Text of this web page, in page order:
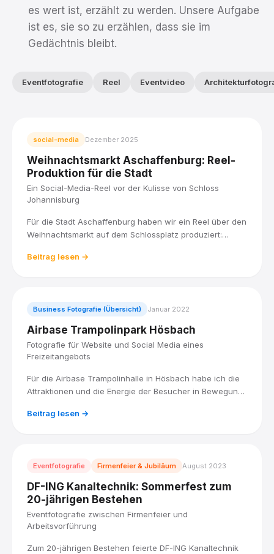
es wert ist, erzählt zu werden. Unsere Aufgabe
ist es, sie so zu erzählen, dass sie im
Gedächtnis bleibt.
Eventfotografie Reel Eventvideo
social-media Dezember 2025
Weihnachtsmarkt Aschaffenburg: Reel-
Produktion für die Stadt
Ein Social-Media-Reel vor der Kulisse von Schloss
Johannisburg
Für die Stadt Aschaffenburg haben wir ein Reel über den
Weihnachtsmarkt auf dem Schlossplatz produziert:
der Kulisse von Schloss Johannisburg, verpackt in kurze
Beitrag lesen →
Business Fotografie (Übersicht) Januar 2022
Airbase Trampolinpark Hösbach
Fotografie für Website und Social Media eines
Freizeitangebots
Für die Airbase Trampolinhalle in Hösbach habe ich die
Attraktionen und die Energie der Besucher in Bewegung
Media zum Hingucker macht.
Beitrag lesen →
Eventfotografie Firmenfeier & Jubiläum August 2023
DF-ING Kanaltechnik: Sommerfest zum
20-jährigen Bestehen
Eventfotografie zwischen Firmenfeier und
Arbeitsvorführung
Zum 20-jährigen Bestehen feierte DF-ING Kanaltechnik